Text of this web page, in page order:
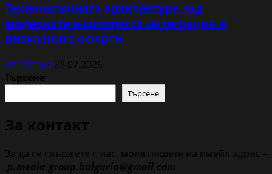
Технологичната архитектура зад
модерната e-commerce интеграция и
визуалните оферти
Anastasya 28.07.2026
Търсене
Търсене
За контакт
За да се свържете с нас, моля пишете на имейл адрес –
p.media.group.bulgaria@gmail.com